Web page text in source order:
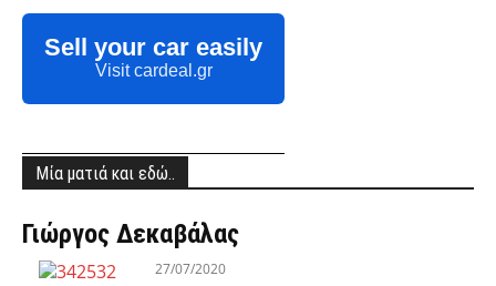
Sell your car easily
Visit cardeal.gr
Μία ματιά και εδώ..
Γιώργος Δεκαβάλας
27/07/2020